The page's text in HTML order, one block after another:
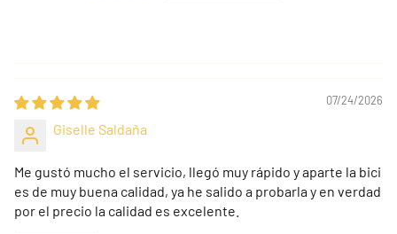
07/24/2026
Giselle Saldaña
Me gustó mucho el servicio, llegó muy rápido y aparte la bici
es de muy buena calidad, ya he salido a probarla y en verdad
por el precio la calidad es excelente.